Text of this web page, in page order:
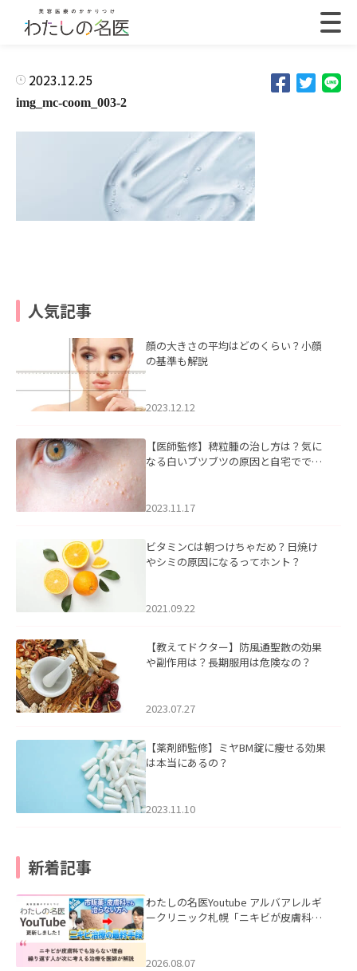
2023.12.25
img_mc-coom_003-2
人気記事
顔の大きさの平均はどのくらい？小顔
の基準も解説
2023.12.12
【医師監修】稗粒腫の治し方は？気に
なる白いブツブツの原因と自宅ででき
2023.11.17
ビタミンCは朝つけちゃだめ？日焼け
やシミの原因になるってホント？
2021.09.22
【教えてドクター】防風通聖散の効果
や副作用は？長期服用は危険なの？
2023.07.27
【薬剤師監修】ミヤBM錠に痩せる効果
は本当にあるの？
2023.11.10
新着記事
わたしの名医Youtube アルバアレルギ
ークリニック札幌「ニキビが皮膚科で
ました。
2026.08.07